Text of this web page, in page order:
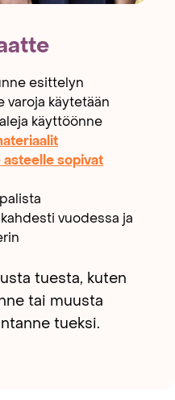
esittelyn
varoja käytetään
käyttöönne
asteelle sopivat
vuodessa ja
tuesta, kuten
tai muusta
tueksi.